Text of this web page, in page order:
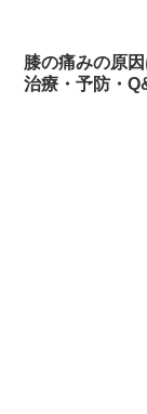
膝の痛みの原
治療・予防・